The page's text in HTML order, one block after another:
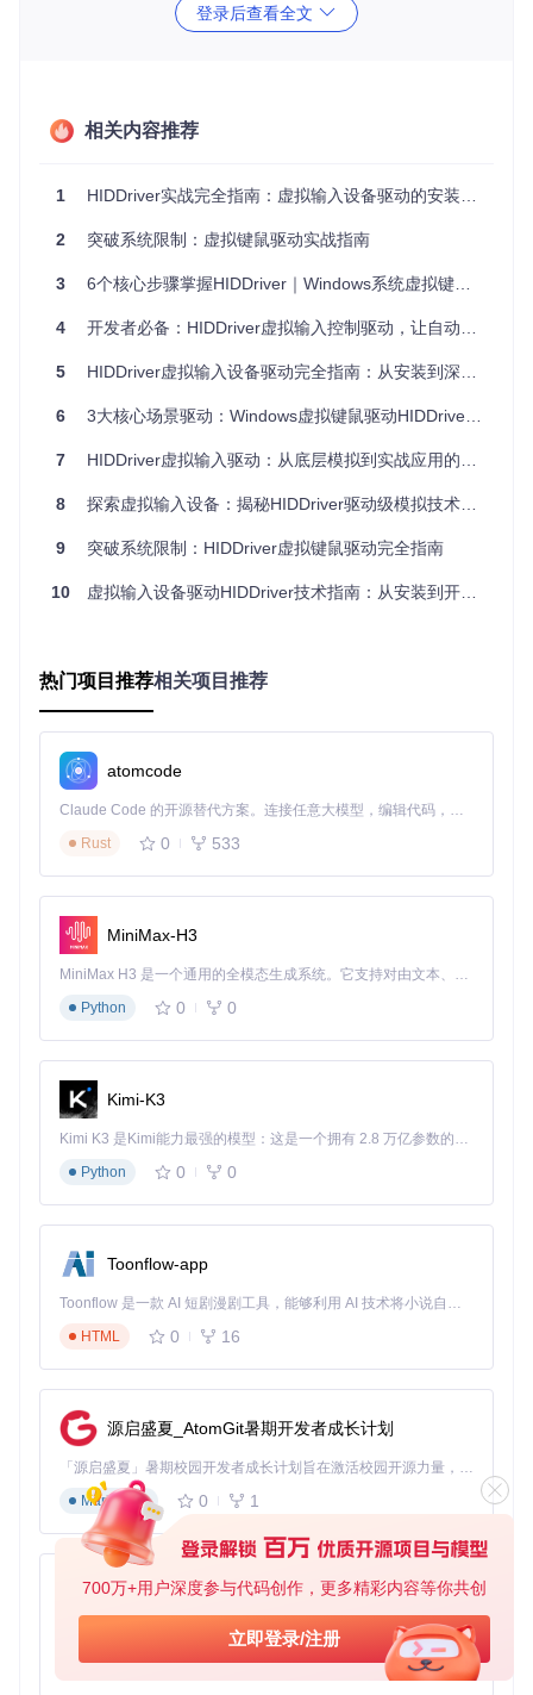
700万+用户深度参与代码创作，更多精彩内容等你共创
立即登录/注册
HIDDriver构建了"硬件抽象-事件处理-应用接口"的三层技术架
开发，通过实现HID（Human Interface Device）协议规范，
使操作系统将驱动识别为标准输入设备。在
实现分层事件调度，默认队列处理常规输入事件，手动队列支
控需求。内存管理模块（ memory.c ）采用非分页内存池技
ver.inf安装脚本中实现对Windows 7至Windows 10各版本
致的兼容性问题。
三、工业级驱动开发实践：技术亮点深度剖析
HIDDriver在技术实现上展现了多项系统级开发的最佳实践：
内核态安全设计严格遵循WDK（Windows Driver Kit）安全规
引用计数与IRP（I/O Request Packet）跟踪，有效防止内存
性能优化策略体现在事件处理管道的无锁设计上，通过
_default.h
中定义的自旋锁（Spin Lock）机制，实现多处理
器环境下的并发事件安全处理，将事件处理延迟控制在10微秒
以内。针对高频输入场景，驱动内置
并短时间内的重复指令，降低系统资源占用。
调试诊断体系
通过改进的日志系统实现驱动运行状态的全面监
registry.cpp
中实现的注册表配置接口，支持动态调
整日志级别与输出目标，开发者可通过调试器实时捕获驱动内
四、从实验室到生产线：典型应用场景与实践案
例
HIDDriver的技术特性使其在多个领域展现出独特优势：
自动化测试领域：某消费电子企业将HIDDriver集成到生产线
测试系统，通过驱动级鼠标键盘模拟，实现了智能终端的全流
程无人化测试。测试效率提升40%，同时避免了人工操作的误
触风险。在具体实现中，测试脚本通过调用
SendInput
接口，精确控制测试用例的执行时序，确保UI响
应测试的可重复性。
实现对无人值守设备的远程操控。驱动级别的输入模拟确保了
操作指令的实时性与可靠性，即使在系统资源紧张时也能维持
稳定的控制通道。某电力监控系统采用该方案后，远程故障处
理响应时间缩短至原来的1/3。
辅助功能开发
：针对行动不便用户，开发者基于HIDDriver构
建了眼动控制输入系统。通过将眼动追踪数据转换为驱动级鼠
该项目的源码仓库地址为：https://gitcode.com/gh_mir
rors/hi/HIDDriver
，开发者可通过标准Git命令克隆获取完
整代码，仓库中包含详细的驱动编译指南与API文档，支持从
开发环境搭建到生产部署的全流程技术支持。
HIDDriver
虚拟鼠标键盘驱动程序，使用驱动程序执行鼠标键盘操作。
https://gitcode.com/gh_mirrors/hi/HIDDriver
登录后查看全文
相关内容推荐
1 HIDDriver实战完全指南：虚拟输入设备驱动的安装与应用
2 突破系统限制：虚拟键鼠驱动实战指南
3 6个核心步骤掌握HIDDriver｜Windows系统虚拟键鼠驱动高效部署指南
4 开发者必备：HIDDriver虚拟输入控制驱动，让自动化效率倍增
5 HIDDriver虚拟输入设备驱动完全指南：从安装到深度开发
6 3大核心场景驱动：Windows虚拟键鼠驱动HIDDriver全攻略
7 HIDDriver虚拟输入驱动：从底层模拟到实战应用的完全指南
8 探索虚拟输入设备：揭秘HIDDriver驱动级模拟技术的创新应用
9 突破系统限制：HIDDriver虚拟键鼠驱动完全指南
10 虚拟输入设备驱动HIDDriver技术指南：从安装到开发的全方位解析
热门项目推荐相关项目推荐
atomcode
Claude Code 的开源替代方案。连接任意大模型，编辑代码，运行命令，自动验证 — 全自动执行。用 Rust 构建，极致性能。 ｜ An open-source alternative to Claude Code. Connect any LLM, edit code, run commands, and verify changes — autonomously. Built in Rust for speed. Get Started
Rust
0 533
MiniMax-H3
MiniMax H3 是一个通用的全模态生成系统。它支持对由文本、图像、视频和音频组成的多模态上下文进行统一理解，并能生成分辨率高达 2K、时长可达 15 秒的带原生立体声音频的视频。得益于面向任务泛化的系统设计，H3 在预训练阶段就已具备广泛的多模态上下文理解与生成能力，能够出色地执行复杂的多模态指令。
Python
0 0
Kimi-K3
Kimi K3 是Kimi能力最强的模型：这是一个拥有 2.8 万亿参数的混合专家（MoE）模型，具备原生视觉理解能力，并支持 100 万 token 的上下文窗口。
Python
0 0
Toonflow-app
Toonflow 是一款 AI 短剧漫剧工具，能够利用 AI 技术将小说自动转化为剧本，并结合 AI 生成的图片和视频，实现高效的短剧创作。借助 Toonflow，可以轻松完成从文字到影像的全流程，让短剧制作变得更加智能与便捷。
HTML
0 16
源启盛夏_AtomGit暑期开发者成长计划
「源启盛夏」暑期校园开发者成长计划旨在激活校园开源力量，通过积分激励、认证扶持、资源倾斜等形式，引导高校组织和开发者完成「入驻 — 建项目 — 做贡献 — 获认证 — 得资源」的完整闭环。无论你是想带领社团入驻平台的组织者，还是希望用代码贡献证明自己的开发者，都能在这里找到属于你的成长路径。
Markdown
0 1
AionUi
免费、本地、开源的 24/7 全天候 Cowork 应用，以及适用于 Gemini CLI、Claude Code、Codex、OpenCode、Qwen Code、Goose CLI、Auggie 等的 OpenClaw | 🌟 喜欢就点star吧
TypeScript
0 6